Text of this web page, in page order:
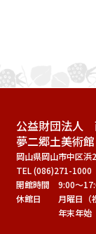
公益財団法人
夢二郷土美術
岡山県岡山市中区
TEL (086)271-1000
開館時間
9:00～
休館日
月曜日（
年末年始